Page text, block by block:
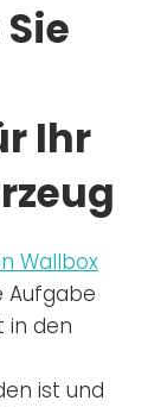
Ihr
Wallbox
Aufgabe
in den
ist und